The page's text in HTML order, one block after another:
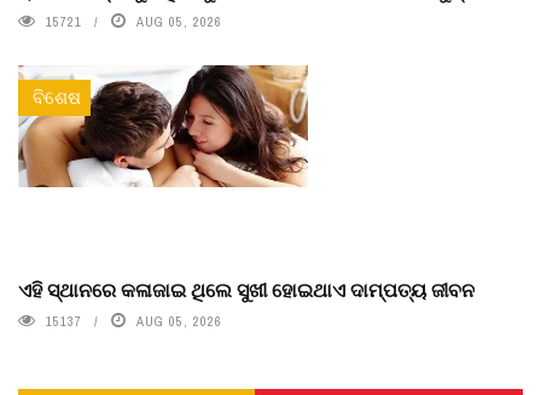
15721 AUG 05, 2026
ବିଶେଷ
ଏହି ସ୍ଥାନରେ କଳାଜାଇ ଥିଲେ ସୁଖୀ ହୋଇଥାଏ ଦାମ୍ପତ୍ୟ ଜୀବନ
15137 AUG 05, 2026